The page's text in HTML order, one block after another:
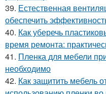
39. Естественная
обеспечить
40. Как уберечь
время ремонта:
41. Пленка для мебели
необходимо
42. Как защитить мебель